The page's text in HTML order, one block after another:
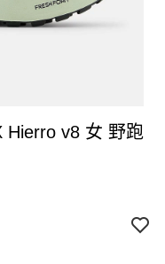
Hierro v8 女 野跑